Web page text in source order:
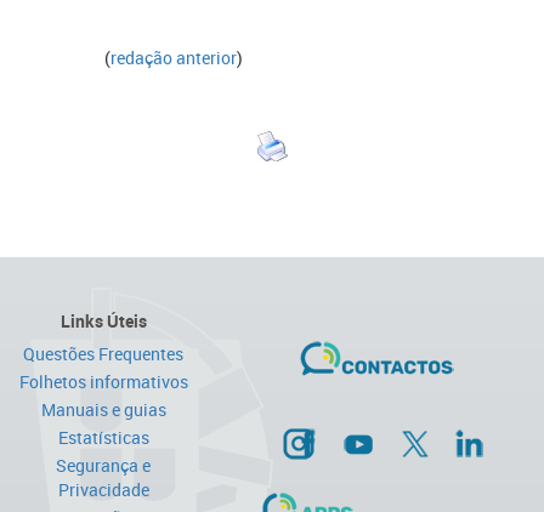
(redação anterior)
Links Úteis
Questões Frequentes
Folhetos informativos
Manuais e guias
Estatísticas
Segurança e
Privacidade